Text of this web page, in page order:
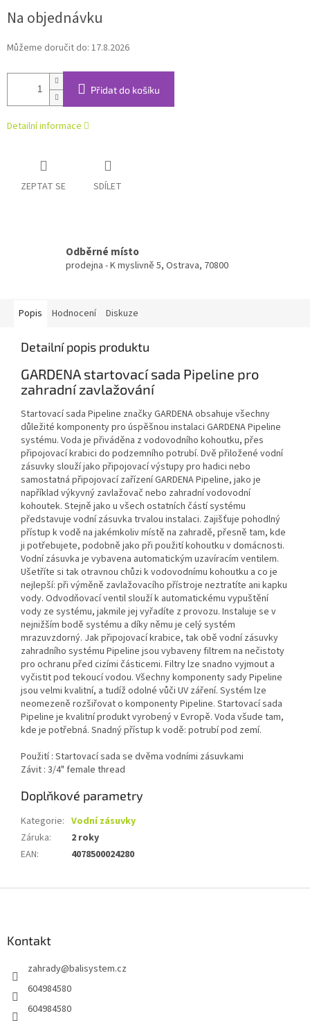
cena:
Na objednávku
Můžeme doručit do: 17.8.2026
Přidat do košíku
Detailní informace
ZEPTAT SE SDÍLET
Odběrné místo
prodejna - K myslivně 5, Ostrava, 70800
Popis Hodnocení Diskuze
Detailní popis produktu
GARDENA startovací sada Pipeline pro
zahradní zavlažování
Startovací sada Pipeline značky GARDENA obsahuje všechny
důležité komponenty pro úspěšnou instalaci GARDENA Pipeline
systému. Voda je přiváděna z vodovodního kohoutku, přes
připojovací krabici do podzemního potrubí. Dvě přiložené vodní
zásuvky slouží jako připojovací výstupy pro hadici nebo
samostatná připojovací zařízení GARDENA Pipeline, jako je
například výkyvný zavlažovač nebo zahradní vodovodní
kohoutek. Stejně jako u všech ostatních částí systému
představuje vodní zásuvka trvalou instalaci. Zajišťuje pohodlný
přístup k vodě na jakémkoliv místě na zahradě, přesně tam, kde
ji potřebujete, podobně jako při použití kohoutku v domácnosti.
Vodní zásuvka je vybavena automatickým uzavíracím ventilem.
Ušetříte si tak otravnou chůzi k vodovodnímu kohoutku a co je
nejlepší: při výměně zavlažovacího přístroje neztratíte ani kapku
vody. Odvodňovací ventil slouží k automatickému vypuštění
vody ze systému, jakmile jej vyřadíte z provozu. Instaluje se v
nejnižším bodě systému a díky němu je celý systém
mrazuvzdorný. Jak připojovací krabice, tak obě vodní zásuvky
zahradního systému Pipeline jsou vybaveny filtrem na nečistoty
pro ochranu před cizími částicemi. Filtry lze snadno vyjmout a
vyčistit pod tekoucí vodou. Všechny komponenty sady Pipeline
jsou velmi kvalitní, a tudíž odolné vůči UV záření. Systém lze
neomezeně rozšiřovat o komponenty Pipeline. Startovací sada
Pipeline je kvalitní produkt vyrobený v Evropě. Voda všude tam,
kde je potřebná. Snadný přístup k vodě: potrubí pod zemí.
Použití : Startovací sada se dvěma vodními zásuvkami
Závit : 3/4" female thread
Doplňkové parametry
Kategorie: Vodní zásuvky
Záruka:
2 roky
EAN: 4078500024280
Kontakt
zahrady@balisystem.cz
604984580
604984580